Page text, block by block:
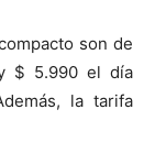
son de
$ 5.990 el día
la tarifa